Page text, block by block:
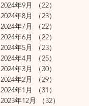
2024年9月
（22）
2024年8月
（23）
2024年7月
（22）
2024年6月
（22）
2024年5月
（23）
2024年4月
（25）
2024年3月
（30）
2024年2月
（29）
2024年1月
（31）
2023年12月
（32）